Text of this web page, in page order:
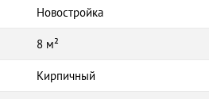
Новостройка
8 м²
Кирпичный